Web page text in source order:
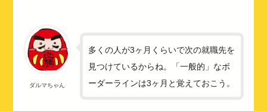
ダルマちゃん
多くの人が3ヶ月くらいで次の就職先を
見つけているからね。「一般的」なボ
ーダーラインは3ヶ月と覚えておこう。